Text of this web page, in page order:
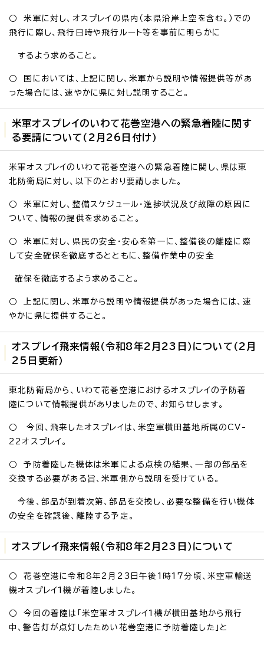
○ 米軍に対し、オスプレイの県内（本県沿岸上空を含む。）での
飛行に際し、飛行日時や飛行ルート等を事前に明らかに
するよう求めること。
○ 国においては、上記に関し、米軍から説明や情報提供等があ
った場合には、速やかに県に対し説明すること。
米軍オスプレイのいわて花巻空港への緊急着陸に関す
る要請について（2月26日付け）
米軍オスプレイのいわて花巻空港への緊急着陸に関し、県は東
北防衛局に対し、以下のとおり要請しました。
○ 米軍に対し、整備スケジュール・進捗状況及び故障の原因に
ついて、情報の提供を求めること。
○ 米軍に対し、県民の安全・安心を第一に、整備後の離陸に際
して安全確保を徹底するとともに、整備作業中の安全
確保を徹底するよう求めること。
○ 上記に関し、米軍から説明や情報提供があった場合には、速
やかに県に提供すること。
オスプレイ飛来情報（令和8年2月23日）について（2月
25日更新）
東北防衛局から、いわて花巻空港におけるオスプレイの予防着
陸について情報提供がありましたので、お知らせします。
○ 今回、飛来したオスプレイは、米空軍横田基地所属のCV-
22オスプレイ。
○ 予防着陸した機体は米軍による点検の結果、一部の部品を
交換する必要がある旨、米軍側から説明を受けている。
今後、部品が到着次第、部品を交換し、必要な整備を行い機体
の安全を確認後、離陸する予定。
オスプレイ飛来情報（令和8年2月23日）について
○ 花巻空港に令和8年2月23日午後1時17分頃、米空軍輸送
機オスプレイ1機が着陸しました。
○ 今回の着陸は「米空軍オスプレイ1機が横田基地から飛行
中、警告灯が点灯したためい花巻空港に予防着陸した」と